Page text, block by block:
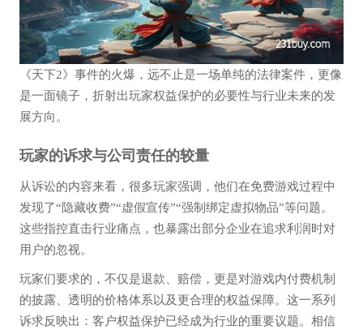
《天下2》事件的火爆，远不止是一场单纯的法律案件，更像
是一面镜子，折射出玩家权益保护的必要性与行业未来的发
展方向。
玩家的诉求与公司责任的较量
从诉讼的内容来看，很多玩家强调，他们在免费游戏过程中
发现了“隐藏收费”“虚假宣传”“强制绑定虚拟物品”等问题。
这些指控直击行业痛点，也暴露出部分企业在追求利润时对
用户的忽视。
玩家们要求的，不仅是退款、赔偿，更是对游戏内付费机制
的披露、透明的价格体系以及更合理的权益保障。这一系列
诉求反映出：客户权益保护已经成为行业的重要议题。相信